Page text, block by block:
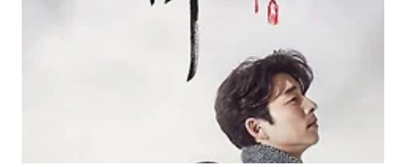
날, 동훈에게 퀵 하나가 배달되고, 상품권으로 5천만 원이 들어있다. 당황한 동